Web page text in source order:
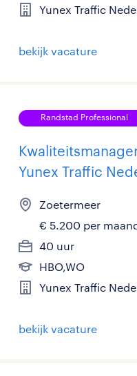
Yunex Traffic
bekijk vacature
Randstad Professional
Yunex Traffic
Zoetermeer
€ 5.200 per
40 uur
HBO,WO
Yunex Traffic
bekijk vacature